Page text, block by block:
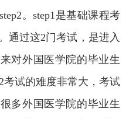
step2 。 step1 是基础课程考
通过这2门考试，是进入
对外国医学院的毕业生
考试的难度非常大，考试
多外国医学院的毕业生